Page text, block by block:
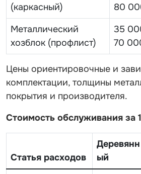
(каркасный)
80
Металлический
хозблок (профлист)
35
70
Цены ориентировочные и
комплектации, толщины
покрытия и производителя.
Стоимость обслуживания за
Статья расходов
Деревянн
ый